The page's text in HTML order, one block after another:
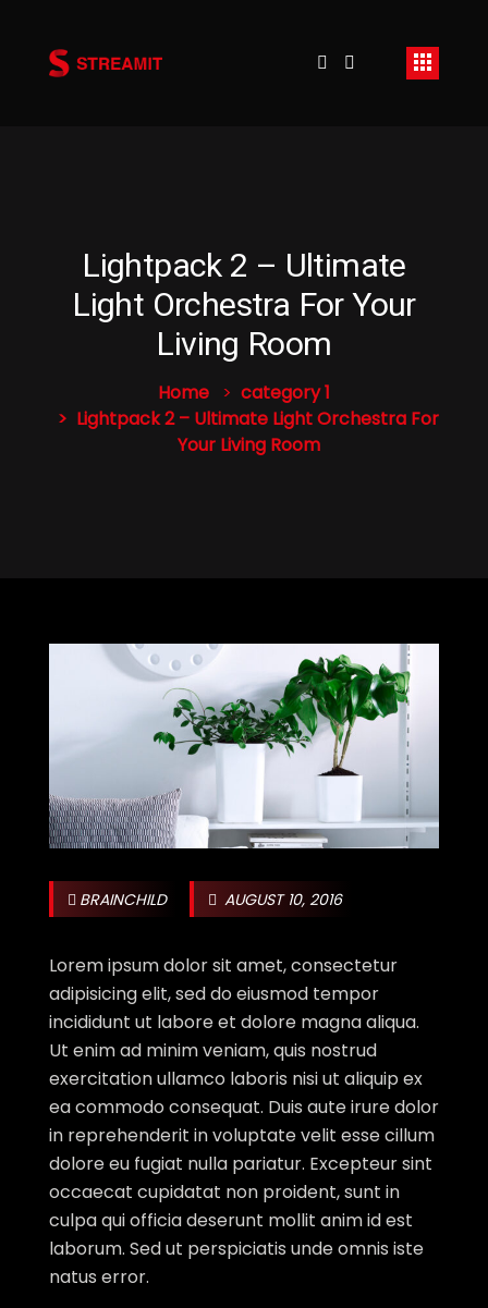
Lightpack 2 – Ultimate
Light Orchestra For Your
Living Room
Home
category 1
Lightpack 2 – Ultimate Light Orchestra For
Your Living Room
BRAINCHILD AUGUST 10, 2016
Lorem ipsum dolor sit amet, consectetur
adipisicing elit, sed do eiusmod tempor
incididunt ut labore et dolore magna aliqua.
Ut enim ad minim veniam, quis nostrud
exercitation ullamco laboris nisi ut aliquip ex
ea commodo consequat. Duis aute irure dolor
in reprehenderit in voluptate velit esse cillum
dolore eu fugiat nulla pariatur. Excepteur sint
occaecat cupidatat non proident, sunt in
culpa qui officia deserunt mollit anim id est
laborum. Sed ut perspiciatis unde omnis iste
natus error.